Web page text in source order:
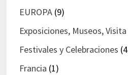
EUROPA(9)
Exposiciones, Museos,
Festivales y Celebraciones
Francia (1)